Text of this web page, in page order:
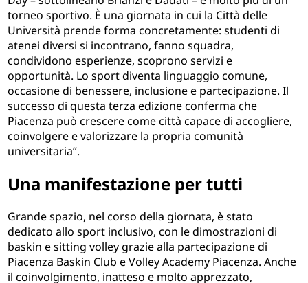
torneo sportivo. È una giornata in cui la Città delle
Università prende forma concretamente: studenti di
atenei diversi si incontrano, fanno squadra,
condividono esperienze, scoprono servizi e
opportunità. Lo sport diventa linguaggio comune,
occasione di benessere, inclusione e partecipazione. Il
successo di questa terza edizione conferma che
Piacenza può crescere come città capace di accogliere,
coinvolgere e valorizzare la propria comunità
universitaria”.
Una manifestazione per tutti
Grande spazio, nel corso della giornata, è stato
dedicato allo sport inclusivo, con le dimostrazioni di
baskin e sitting volley grazie alla partecipazione di
Piacenza Baskin Club e Volley Academy Piacenza. Anche
il coinvolgimento, inatteso e molto apprezzato,